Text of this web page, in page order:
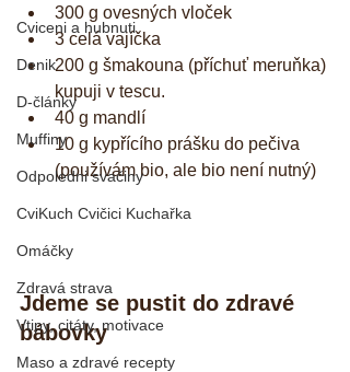
Cviceni a hubnuti
Denik
D-články
Muffiny
Odpoledni svačiny
CviKuch Cvičici Kuchařka
Omáčky
Zdravá strava
Vtipy, citáty, motivace
Maso a zdravé recepty
300 g ovesných vloček
3 celá vajíčka
200 g šmakouna (příchuť meruňka)
kupuji v tescu.
40 g mandlí
10 g kypřícího prášku do pečiva
(používám bio, ale bio není nutný)
Jdeme se pustit do zdravé
bábovky